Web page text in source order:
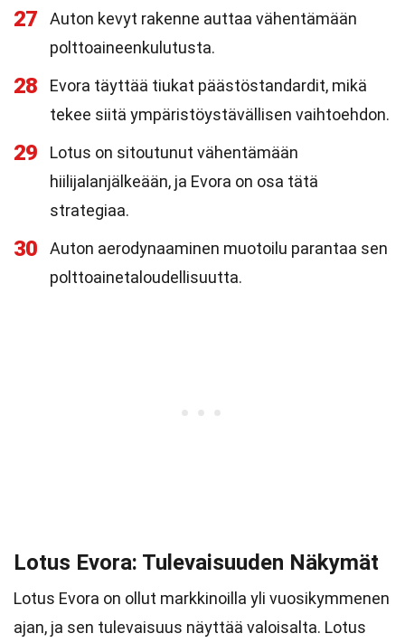
27
Auton kevyt rakenne auttaa vähentämään
polttoaineenkulutusta.
28
Evora täyttää tiukat päästöstandardit, mikä
tekee siitä ympäristöystävällisen vaihtoehdon.
29
Lotus on sitoutunut vähentämään
hiilijalanjälkeään, ja Evora on osa tätä
strategiaa.
30
Auton aerodynaaminen muotoilu parantaa sen
polttoainetaloudellisuutta.
Lotus Evora: Tulevaisuuden Näkymät
Lotus Evora on ollut markkinoilla yli vuosikymmenen
ajan, ja sen tulevaisuus näyttää valoisalta. Lotus